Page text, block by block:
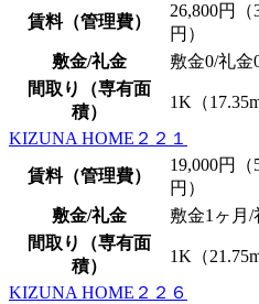
賃料（管理費）
26,800円（
円）
敷金/礼金 敷金0/礼金
間取り（専有面
積）
1K（
KIZUNA HOME２２１
賃料（管理費）
19,000円（
円）
敷金/礼金 敷金1ヶ月/
間取り（専有面
積）
1K（
KIZUNA HOME２２６